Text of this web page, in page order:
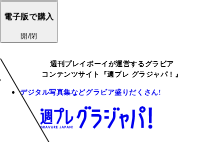
電子版で購入
開/閉
週刊プレイボーイが運営するグラビア
コンテンツサイト『週プレ グラジャパ！』
デジタル写真集などグラビア盛りだくさん!